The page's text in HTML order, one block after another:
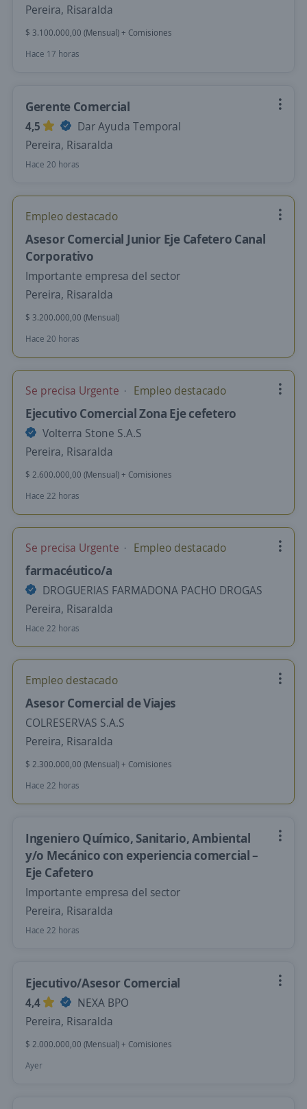
Pereira, Risaralda
$ 3.100.000,00 (Mensual) + Comisiones
Hace 17 horas
Gerente Comercial
4,5
Dar Ayuda Temporal
Pereira, Risaralda
Hace 20 horas
Empleo destacado
Asesor Comercial Junior Eje Cafetero Canal
Corporativo
Importante empresa del sector
Pereira, Risaralda
$ 3.200.000,00 (Mensual)
Hace 20 horas
Se precisa Urgente Empleo destacado
Ejecutivo Comercial Zona Eje cefetero
Volterra Stone S.A.S
Pereira, Risaralda
$ 2.600.000,00 (Mensual) + Comisiones
Hace 22 horas
Se precisa Urgente Empleo destacado
farmacéutico/a
DROGUERIAS FARMADONA PACHO DROGAS
Pereira, Risaralda
Hace 22 horas
Empleo destacado
Asesor Comercial de Viajes
COLRESERVAS S.A.S
Pereira, Risaralda
$ 2.300.000,00 (Mensual) + Comisiones
Hace 22 horas
Ingeniero Químico, Sanitario, Ambiental
y/o Mecánico con experiencia comercial –
Eje Cafetero
Importante empresa del sector
Pereira, Risaralda
Hace 22 horas
Ejecutivo/Asesor Comercial
4,4
NEXA BPO
Pereira, Risaralda
$ 2.000.000,00 (Mensual) + Comisiones
Ayer